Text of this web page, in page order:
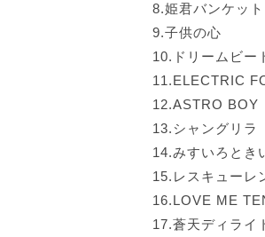
8.姫君バンケット
9.子供の心
10.ドリームビー
11.ELECTRIC
12.ASTRO BOY
13.シャングリラ
14.みすいろとき
15.レスキューレ
16.LOVE ME
17.蒼天ディライ